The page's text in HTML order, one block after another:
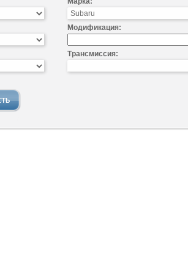
Модификация:
Трансмиссия: